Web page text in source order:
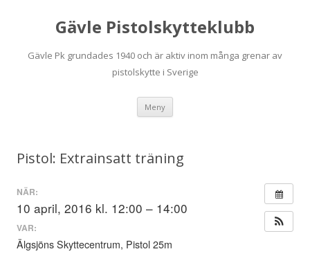
Gävle Pistolskytteklubb
Gävle Pk grundades 1940 och är aktiv inom många grenar av
pistolskytte i Sverige
Meny
Pistol: Extrainsatt träning
NÄR:
10 april, 2016 kl. 12:00 – 14:00
VAR:
Älgsjöns Skyttecentrum, Pistol 25m